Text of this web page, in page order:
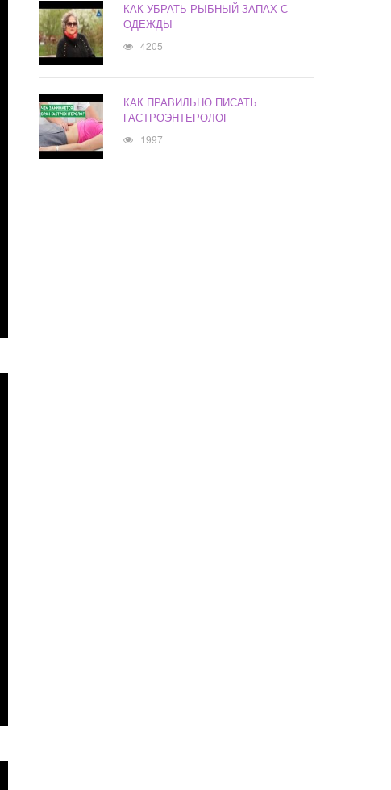
КАК УБРАТЬ РЫБНЫЙ ЗАПАХ С
ОДЕЖДЫ
4205
КАК ПРАВИЛЬНО ПИСАТЬ
ГАСТРОЭНТЕРОЛОГ
1997